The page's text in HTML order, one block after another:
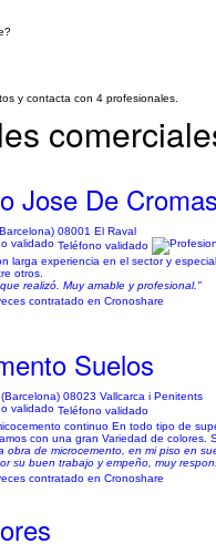
y contacta con 4 profesionales.
Jose De
08001 El Raval
Teléfono validado
larga experiencia en el sector y
otros.
realizó. Muy amable y profesional."
contratado en Cronoshare
Suelos
08023 Vallcarca i Penitents
Teléfono validado
continuo En todo tipo de
con una gran Variedad de colores.
obra de microcemento, en mi piso en
su buen trabajo y empeño, muy
contratado en Cronoshare